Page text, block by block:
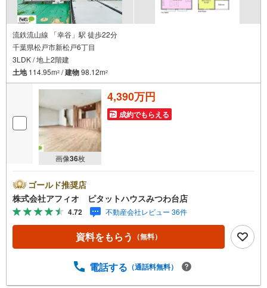
流鉄流山線 「幸谷」駅 徒歩22分
千葉県松戸市新松戸6丁目
3LDK / 地上2階建
土地114.95m2 /建物98.12m2
画像36枚
4,390万円
成約でもらえる
ゴールド推奨店
株式会社アフィオ ピタットハウスみつわ台店
4.72 不動産会社レビュー 36件
資料をもらう （無料）
電話する （通話料無料）